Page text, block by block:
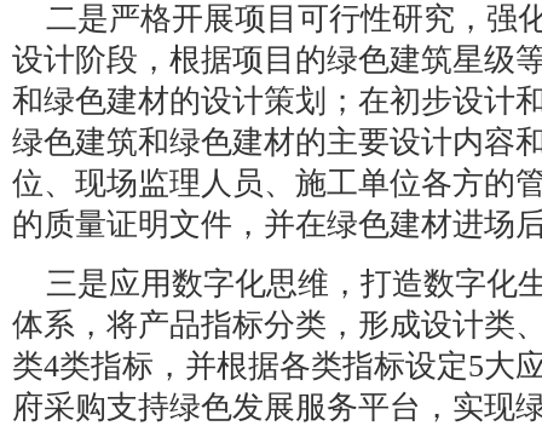
二是严格开展项目可行性研究，强
设计阶段，根据项目的绿色建筑星级
和绿色建材的设计策划；在初步设计
绿色建筑和绿色建材的主要设计内容
位、现场监理人员、施工单位各方的
的质量证明文件，并在绿色建材进场
三是应用数字化思维，打造数字化
体系，将产品指标分类，形成设计类
类4类指标，并根据各类指标设定5大
府采购支持绿色发展服务平台，实现